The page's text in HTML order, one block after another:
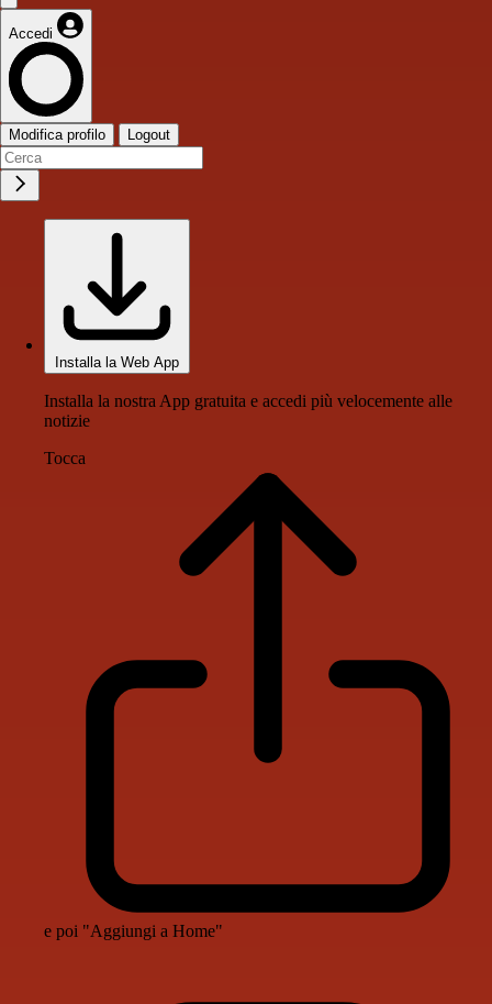
Accedi
Modifica profilo Logout
Installa la Web App
Installa la nostra App gratuita e accedi più velocemente alle
notizie
Tocca
e poi "Aggiungi a Home"